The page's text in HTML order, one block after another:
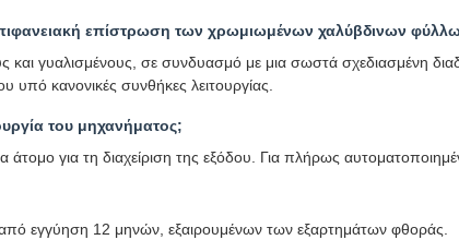
επίστρωση των χρωμιωμένων χαλύβδινων
και γυαλισμένους, σε συνδυασμό με μια σωστά σχεδιασμένη
υπό κανονικές συνθήκες λειτουργίας.
του μηχανήματος;
άτομο για τη διαχείριση της εξόδου. Για πλήρως
εγγύηση 12 μηνών, εξαιρουμένων των εξαρτημάτων φθοράς.